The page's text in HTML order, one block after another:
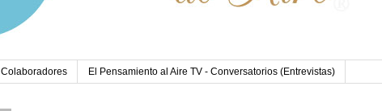
Colaboradores El Pensamiento al Aire TV - Conversatorios (Entrevistas)